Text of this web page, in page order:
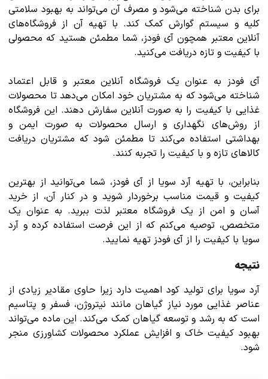
برای بدن شناخته می‌شود و مصرف آن می‌تواند به بهبود سلامتی
کلیه و سیستم گوارش کمک کند. با تهیه آن از فروشگاه‌های
آنلاین معتبر همچون آی فودز، شما مطمئن هستید که محصولی
با کیفیت و تازه دریافت می‌کنید.
آی فودز به عنوان یک فروشگاه آنلاین معتبر و قابل اعتماد
شناخته می‌شود که به مشتریان خود امکان می‌دهد تا محصولات
غذایی با کیفیت را به صورت آنلاین سفارش دهند. این فروشگاه
از روش‌های نگهداری و ارسال محصولات به صورت ایمن و
بهداشتی استفاده می‌کند تا مطمئن شود که مشتریان دریافت
کالاهای تازه و با کیفیت را تجربه کنند.
بنابراین، با تهیه آرد سویا از آی فودز، شما می‌توانید از بهترین
کیفیت و قیمت مناسب برخوردار شوید و در کنار آن، از خرید
آسان و امن از یک فروشگاه معتبر لذت ببرید. به عنوان یک
متخصص، توصیه می‌کنم که از این فرصت استفاده کرده و آرد
سویا با کیفیت را از آی فودز تهیه نمایید.
نتیجه
آرد سویا برای تولید کود اهمیت دارد زیرا حاوی مقادیر زیادی از
عناصر غذایی مورد نیاز گیاهان مانند نیتروژن، فسفر و پتاسیم
است که به رشد و توسعه گیاهان کمک می‌کند. این ماده می‌تواند
بهبود کیفیت خاک و افزایش عملکرد محصولات کشاورزی منجر
شود.